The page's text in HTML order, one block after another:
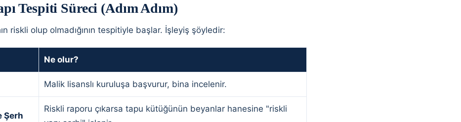
Tespiti Süreci (Adım Adım)
riskli olup olmadığının tespitiyle başlar. İşleyiş şöyledir:
Ne olur?
Malik lisanslı kuruluşa başvurur, bina incelenir.
Şerh
Riskli raporu çıkarsa tapu kütüğünün beyanlar hanesine "riskli